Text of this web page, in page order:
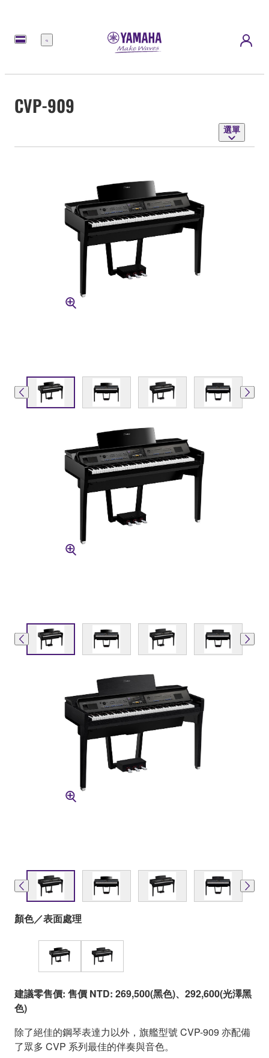
選
CVP-909
選單
顏色／表面處理
建議零售價: 售價 NTD: 269,500(黑色)、292,600(光澤黑
色)
除了絕佳的鋼琴表達力以外，旗艦型號 CVP-909 亦配備
了眾多 CVP 系列最佳的伴奏與音色。